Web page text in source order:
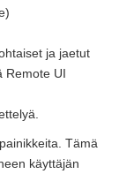
ja jaetut
Remote UI
Tämä
käyttäjän